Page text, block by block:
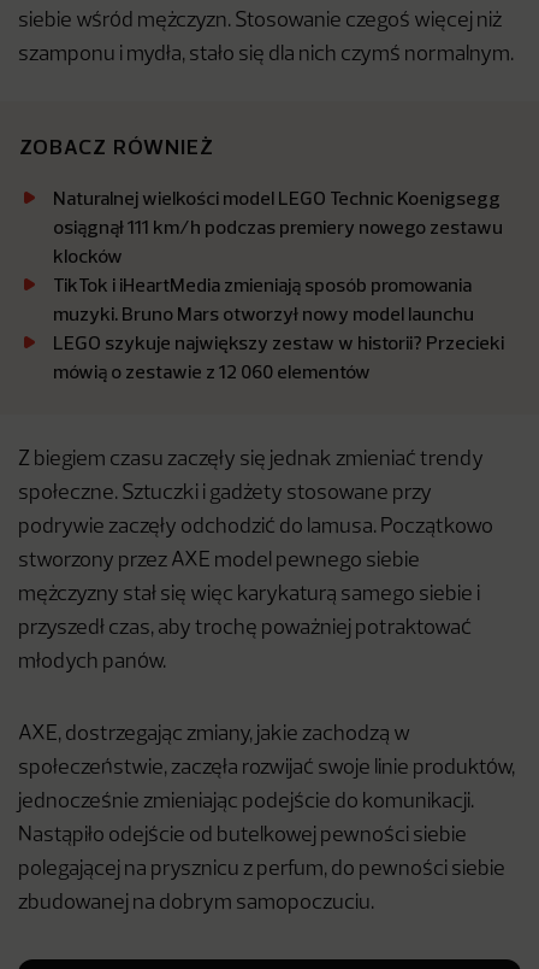
siebie wśród mężczyzn. Stosowanie czegoś więcej niż
szamponu i mydła, stało się dla nich czymś normalnym.
ZOBACZ RÓWNIEŻ
Naturalnej wielkości model LEGO Technic Koenigsegg
osiągnął 111 km/h podczas premiery nowego zestawu
klocków
TikTok i iHeartMedia zmieniają sposób promowania
muzyki. Bruno Mars otworzył nowy model launchu
LEGO szykuje największy zestaw w historii? Przecieki
mówią o zestawie z 12 060 elementów
Z biegiem czasu zaczęły się jednak zmieniać trendy
społeczne. Sztuczki i gadżety stosowane przy
podrywie zaczęły odchodzić do lamusa. Początkowo
stworzony przez AXE model pewnego siebie
mężczyzny stał się więc karykaturą samego siebie i
przyszedł czas, aby trochę poważniej potraktować
młodych panów.
AXE, dostrzegając zmiany, jakie zachodzą w
społeczeństwie, zaczęła rozwijać swoje linie produktów,
jednocześnie zmieniając podejście do komunikacji.
Nastąpiło odejście od butelkowej pewności siebie
polegającej na prysznicu z perfum, do pewności siebie
zbudowanej na dobrym samopoczuciu.